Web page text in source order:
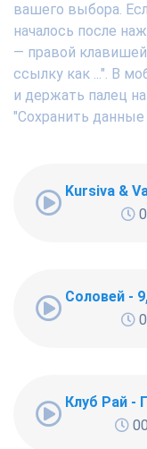
вашего выбора.
началось после
— правой
ссылку как ...". В
и держать палец
"Сохранить
Kursiva &
Соловей -
Клуб Рай -